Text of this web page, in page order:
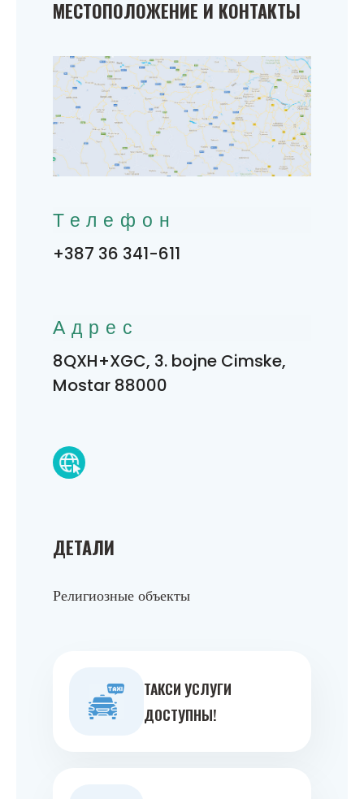
ДЕТАЛИ
Религиозные объекты
ТАКСИ УСЛУГИ
ДОСТУПНЫ!
МЕСТОПОЛОЖЕНИЕ И КОНТАКТЫ
Телефон
+387 36 341-611
Адрес
8QXH+XGC, 3. bojne Cimske,
Mostar 88000